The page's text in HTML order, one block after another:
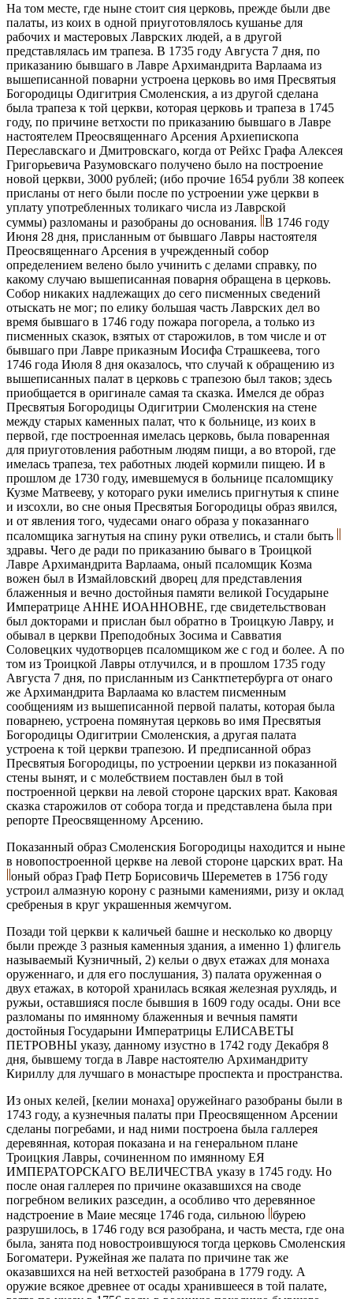
На том месте, где ныне стоит сия церковь, прежде были две
палаты, из коих в одной приуготовлялось кушанье для
рабочих и мастеровых Лаврских людей, а в другой
представлялась им трапеза. В 1735 году Августа 7 дня, по
приказанию бывшаго в Лавре Архимандрита Варлаама из
вышеписанной поварни устроена церковь во имя Пресвятыя
Богородицы Одигитрия Смоленския, а из другой сделана
была трапеза к той церкви, которая церковь и трапеза в 1745
году, по причине ветхости по приказанию бывшаго в Лавре
настоятелем Преосвященнаго Арсения Архиепископа
Переславскаго и Дмитровскаго, когда от Рейхс Графа Алексея
Григорьевича Разумовскаго получено было на построение
новой церкви, 3000 рублей; (ибо прочие 1654 рубли 38 копеек
присланы от него были после по устроении уже церкви в
уплату употребленных толикаго числа из Лаврской
суммы) разломаны и разобраны до основания.
В 1746 году
Июня 28 дня, присланным от бывшаго Лавры настоятеля
Преосвященнаго Арсения в учрежденный собор
определением велено было учинить с делами справку, по
какому случаю вышеписанная поварня обращена в церковь.
Собор никаких надлежащих до сего писменных сведений
отыскать не мог; по елику большая часть Лаврских дел во
время бывшаго в 1746 году пожара погорела, а только из
писменных сказок, взятых от старожилов, в том числе и от
бывшаго при Лавре приказным Иосифа Страшкеева, того
1746 года Июля 8 дня оказалось, что случай к обращению из
вышеписанных палат в церковь с трапезою был таков; здесь
приобщается в оригинале самая та сказка. Имелся де образ
Пресвятыя Богородицы Одигитрии Смоленския на стене
между старых каменных палат, что к больнице, из коих в
первой, где построенная имелась церковь, была поваренная
для приуготовления работным людям пищи, а во второй, где
имелась трапеза, тех работных людей кормили пищею. И в
прошлом де 1730 году, имевшемуся в больнице псаломщику
Кузме Матвееву, у котораго руки имелись пригнутыя к спине
и изсохли, во сне оныя Пресвятыя Богородицы образ явился,
и от явления того, чудесами онаго образа у показаннаго
псаломщика загнутыя на спину руки отвелись, и стали быть
здравы. Чего де ради по приказанию бываго в Троицкой
Лавре Архимандрита Варлаама, оный псаломщик Козма
вожен был в Измайловский дворец для представления
блаженныя и вечно достойныя памяти великой Государыне
Императрице АННЕ ИОАННОВНЕ, где свидетельствован
был докторами и прислан был обратно в Троицкую Лавру, и
обывал в церкви Преподобных Зосима и Савватия
Соловецких чудотворцев псаломщиком же с год и более. А по
том из Троицкой Лавры отлучился, и в прошлом 1735 году
Августа 7 дня, по присланным из Санктпетербурга от онаго
же Архимандрита Варлаама ко властем писменным
сообщениям из вышеписанной первой палаты, которая была
поварнею, устроена помянутая церковь во имя Пресвятыя
Богородицы Одигитрии Смоленския, а другая палата
устроена к той церкви трапезою. И предписанной образ
Пресвятыя Богородицы, по устроении церкви из показанной
стены вынят, и с молебствием поставлен был в той
построенной церкви на левой стороне царских врат. Каковая
сказка старожилов от собора тогда и представлена была при
репорте Преосвященному Арсению.
Показанный образ Смоленския Богородицы находится и ныне
в новопостроенной церкве на левой стороне царских врат. На
оный образ Граф Петр Борисовичь Шереметев в 1756 году
устроил алмазную корону с разными камениями, ризу и оклад
сребреныя в круг украшенныя жемчугом.
Позади той церкви к каличьей башне и несколько ко дворцу
были прежде 3 разныя каменныя здания, а именно 1) флигель
называемый Кузничный, 2) кельи о двух етажах для монаха
оруженнаго, и для его послушания, 3) палата оруженная о
двух етажах, в которой хранилась всякая железная рухлядь, и
ружьи, оставшияся после бывшия в 1609 году осады. Они все
разломаны по имянному блаженныя и вечныя памяти
достойныя Государыни Императрицы ЕЛИСАВЕТЫ
ПЕТРОВНЫ указу, данному изустно в 1742 году Декабря 8
дня, бывшему тогда в Лавре настоятелю Архимандриту
Кириллу для лучшаго в монастыре проспекта и пространства.
Из оных келей, [келии монаха] оружейнаго разобраны были в
1743 году, а кузнечныя палаты при Преосвященном Арсении
сделаны погребами, и над ними построена была галлерея
деревянная, которая показана и на генеральном плане
Троицкия Лавры, сочиненном по имянному ЕЯ
ИМПЕРАТОРСКАГО ВЕЛИЧЕСТВА указу в 1745 году. Но
после оная галлерея по причине оказавшихся на своде
погребном великих разседин, а особливо что деревянное
надстроение в Маие месяце 1746 года, сильною бурею
разрушилось, в 1746 году вся разобрана, и часть места, где она
была, занята под новостроившуюся тогда церковь Смоленския
Богоматери. Ружейная же палата по причине так же
оказавшихся на ней ветхостей разобрана в 1779 году. А
оружие всякое древнее от осады хранившееся в той палате,